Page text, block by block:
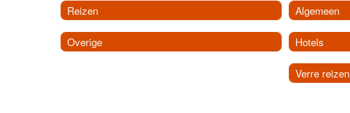
Reizen
Overige
Algemeen
Hotels
Verre reizen